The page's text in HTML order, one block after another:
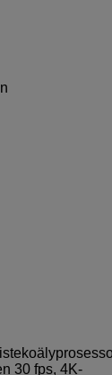
30 fps, 4K-